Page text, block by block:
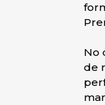
No
de